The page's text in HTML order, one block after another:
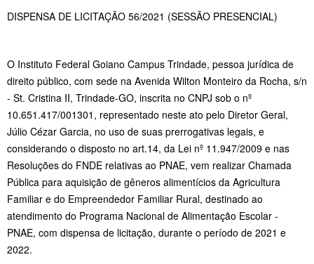
DISPENSA DE LICITAÇÃO 56/2021 (SESSÃO PRESENCIAL)
O Instituto Federal Goiano Campus Trindade, pessoa jurídica de
direito público, com sede na Avenida Wilton Monteiro da Rocha, s/n
- St. Cristina II, Trindade-GO, inscrita no CNPJ sob o nº
10.651.417/001301, representado neste ato pelo Diretor Geral,
Júlio Cézar Garcia, no uso de suas prerrogativas legais, e
considerando o disposto no art.14, da Lei nº 11.947/2009 e nas
Resoluções do FNDE relativas ao PNAE, vem realizar Chamada
Pública para aquisição de gêneros alimentícios da Agricultura
Familiar e do Empreendedor Familiar Rural, destinado ao
atendimento do Programa Nacional de Alimentação Escolar -
PNAE, com dispensa de licitação, durante o período de 2021 e
2022.